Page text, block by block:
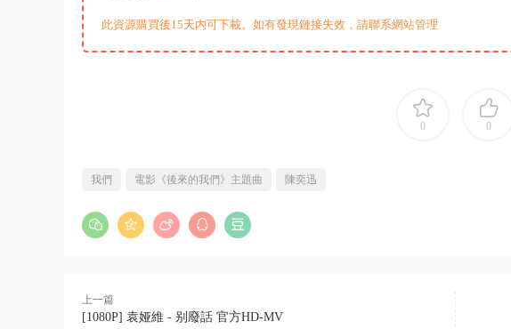
此資源購買後15天内可下載。如有發現鏈接失效，請聯系網站管理
0 0
我們 電影《後來的我們》主題曲 陳奕迅
上一篇
[1080P] 袁娅維 - 别廢話 官方HD-MV